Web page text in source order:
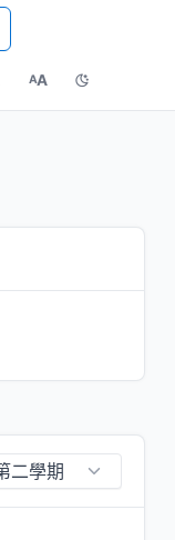
AA